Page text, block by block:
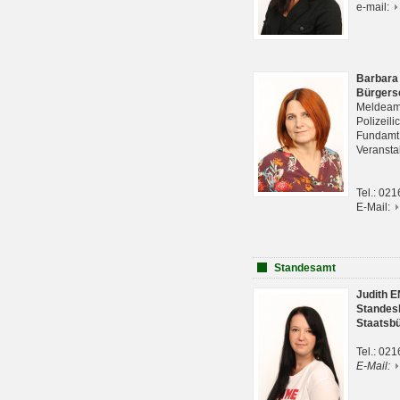
e-mail:
Tel.:
E-Mail:
Standesamt
Judith
Tel.:
E-Mail: